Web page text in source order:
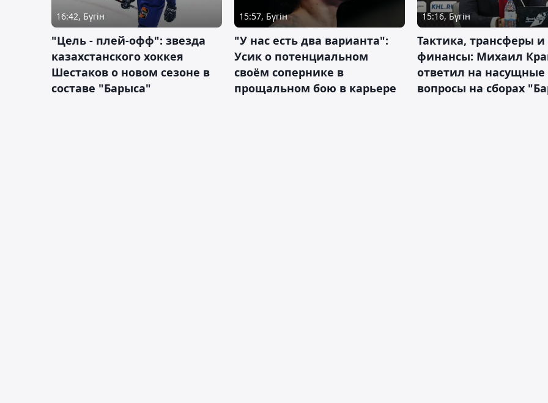
16:42, Бүгін
"Цель - плей-офф": звезда
казахстанского хоккея
Шестаков о новом сезоне в
составе "Барыса"
15:57, Бүгін
"У нас есть два варианта":
Усик о потенциальном
своём сопернике в
прощальном бою в карьере
15:16, Бүгін
Тактика, трансферы и
финансы: Михаил
ответил на насущные
вопросы на сборах